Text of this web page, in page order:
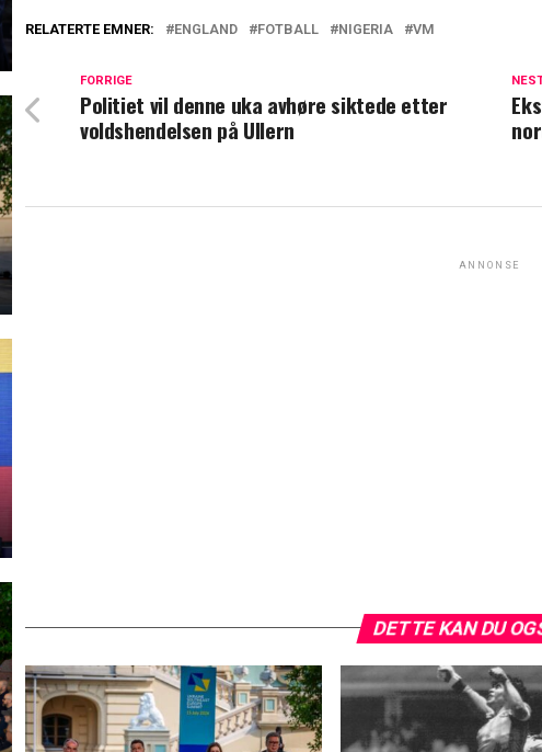
RELATERTE EMNER: ENGLAND FOTBALL NIGERIA VM
FORRIGE
Politiet vil denne uka avhøre siktede etter
voldshendelsen på Ullern
ANNONSE
DETTE KAN DU